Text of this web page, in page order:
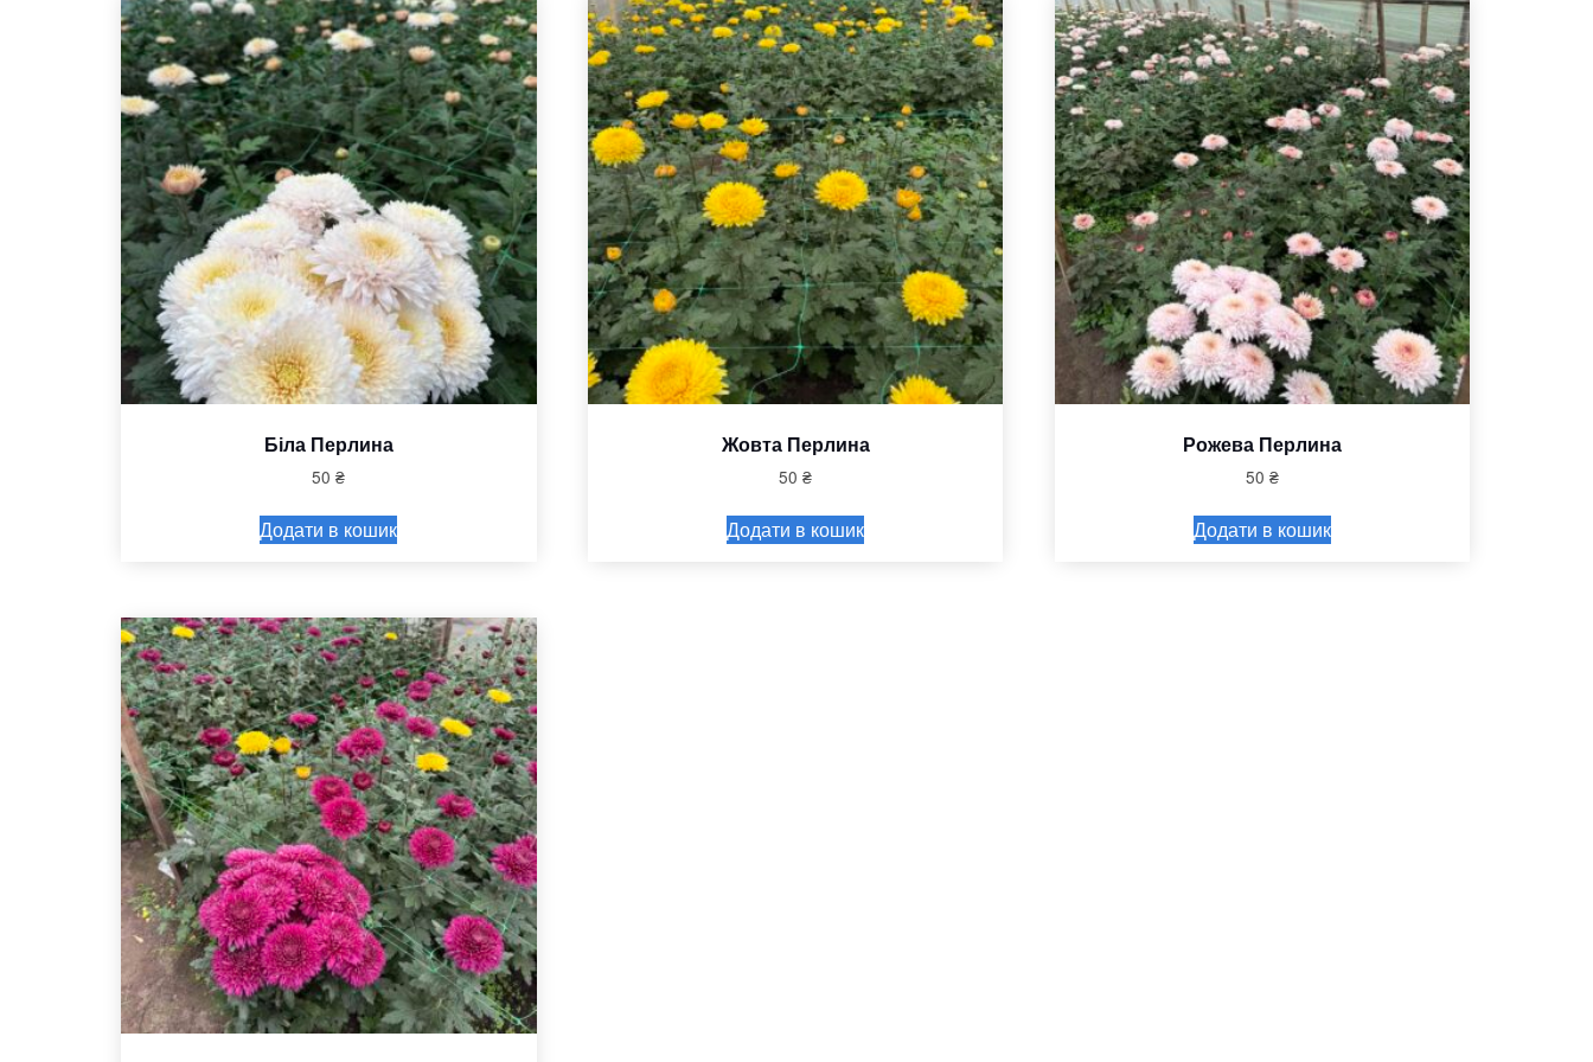
Біла Перлина
50₴
Додати в кошик
Жовта Перлина
50₴
Додати в кошик
Рожева Перлина
50 ₴
Додати в кошик